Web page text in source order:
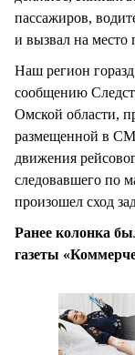
пассажиров,
и вызвал на
Наш регион
сообщению
Омской области,
размещенной в
движения
следовавшего по
произошел сход
Ранее колонка
газеты